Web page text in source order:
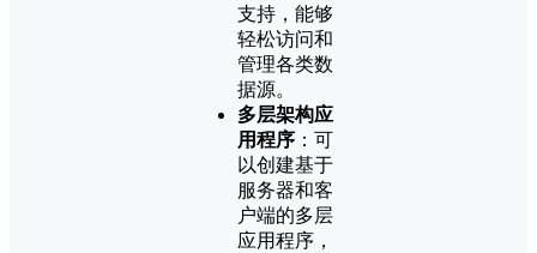
支持，能够
轻松访问和
管理各类数
据源。
多层架构应
用程序 ：可
以创建基于
服务器和客
户端的多层
应用程序，